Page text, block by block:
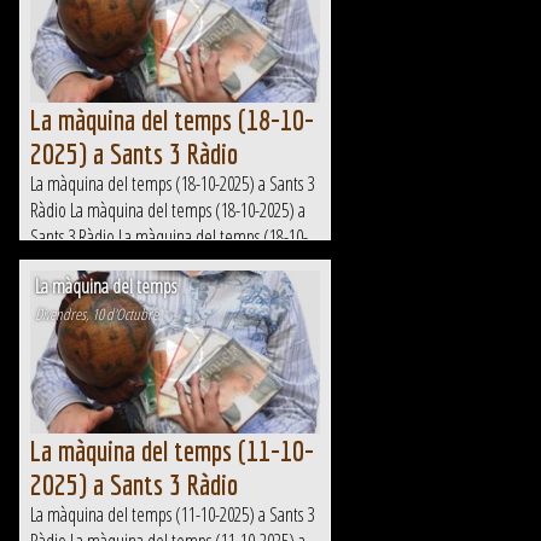
La màquina del temps (18-10-
2025) a Sants 3 Ràdio
La màquina del temps (18-10-2025) a Sants 3
Ràdio La màquina del temps (18-10-2025) a
Sants 3 Ràdio La màquina del temps (18-10-
2025) a Sants 3 Ràdio La màquina del temps
(18-10-2025) a Sants 3...
La màquina del temps
Divendres, 10 d'Octubre
La màquina del temps (11-10-
2025) a Sants 3 Ràdio
La màquina del temps (11-10-2025) a Sants 3